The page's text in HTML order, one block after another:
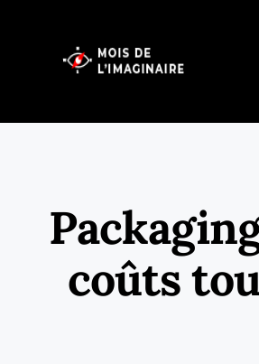
coûts